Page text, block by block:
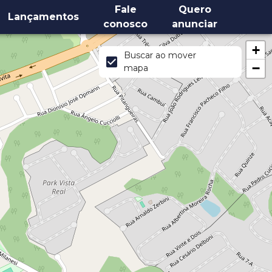
Lançamentos
Fale
conosco
Quero
anunciar
+
−
Buscar ao mover
mapa